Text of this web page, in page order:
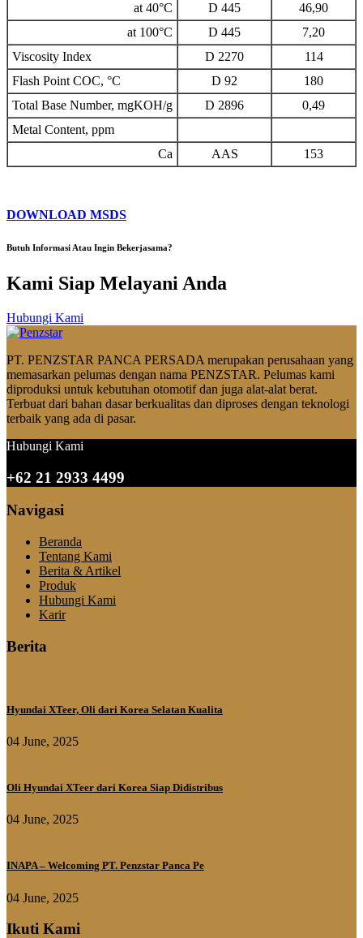
at 40°C
D 445
46,90
at 100°C
D 445
7,20
Viscosity Index
D 2270
114
Flash Point COC, °C
D 92
180
Total Base Number, mgKOH/g
D 2896
0,49
Metal Content, ppm
Ca
AAS 153
DOWNLOAD MSDS
Butuh Informasi Atau Ingin Bekerjasama?
Kami Siap Melayani Anda
Hubungi Kami
PT. PENZSTAR PANCA PERSADA merupakan perusahaan yang
memasarkan pelumas dengan nama PENZSTAR. Pelumas kami
diproduksi untuk kebutuhan otomotif dan juga alat-alat berat.
Terbuat dari bahan dasar berkualitas dan diproses dengan teknologi
terbaik yang ada di pasar.
Hubungi Kami
+62 21 2933 4499
Navigasi
Beranda
Tentang Kami
Berita & Artikel
Produk
Hubungi Kami
Karir
Berita
Hyundai XTeer, Oli dari Korea Selatan Kualita
04 June, 2025
Oli Hyundai XTeer dari Korea Siap Didistribus
04 June, 2025
INAPA – Welcoming PT. Penzstar Panca Pe
04 June, 2025
Ikuti Kami